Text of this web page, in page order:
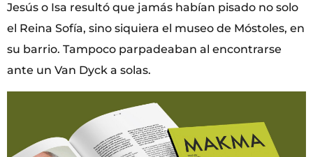
Jesús o Isa resultó que jamás habían pisado no solo
el Reina Sofía, sino siquiera el museo de Móstoles, en
su barrio. Tampoco parpadeaban al encontrarse
ante un Van Dyck a solas.